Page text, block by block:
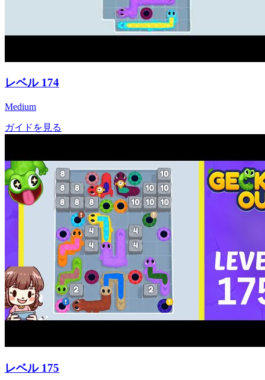
レベル 174
Medium
ガイドを見る
レベル 175